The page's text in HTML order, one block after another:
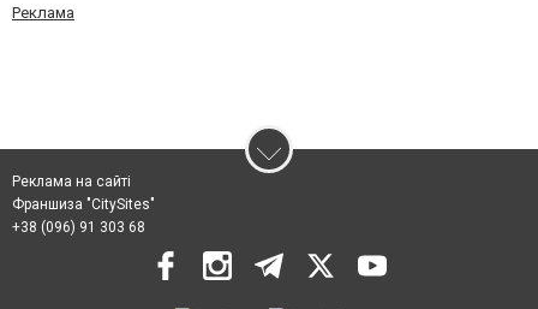
Реклама
Реклама на сайті
Франшиза "CitySites"
+38 (096) 91 303 68